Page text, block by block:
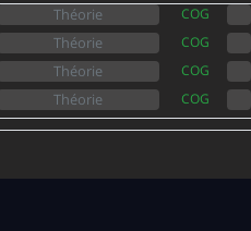
COG
COG
COG
COG